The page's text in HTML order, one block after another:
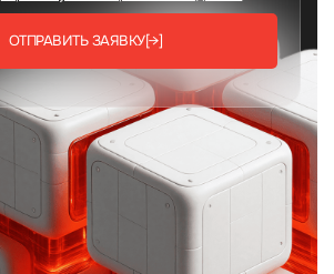
ОТПРАВИТЬ ЗАЯВКУ[→]